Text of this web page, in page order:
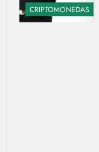
CRIPTOMONEDAS